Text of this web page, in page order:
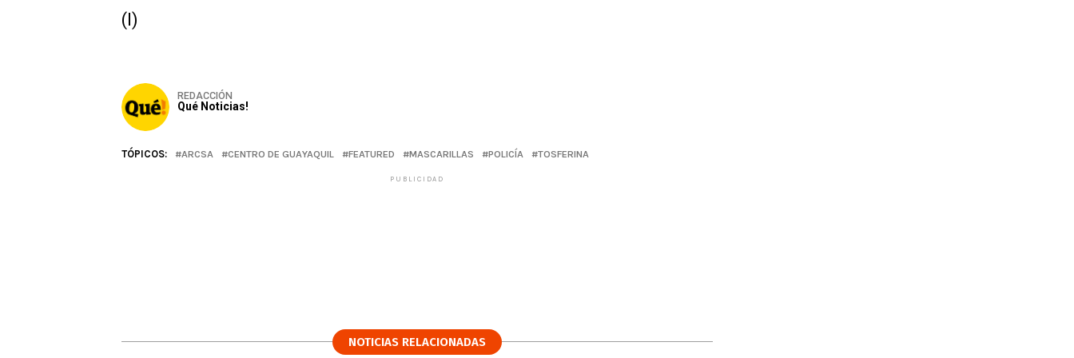
(I)
REDACCIÓN
Qué Noticias!
TÓPICOS: ARCSA CENTRO DE GUAYAQUIL FEATURED MASCARILLAS POLICÍA TOSFERINA
PUBLICIDAD
NOTICIAS RELACIONADAS